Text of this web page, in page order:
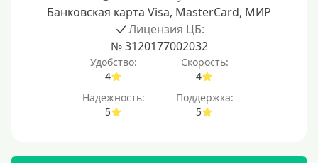
Банковская карта Visa, MasterCard, МИР
Лицензия ЦБ:
№ 3120177002032
Удобство:
4
Скорость:
4
Надежность:
5
Поддержка:
5